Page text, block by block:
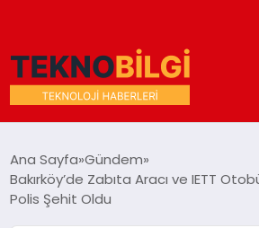
DÜNYA
Ana Sayfa Gündem
Bakırköy’de Zabıta Aracı ve IETT
Polis Şehit Oldu